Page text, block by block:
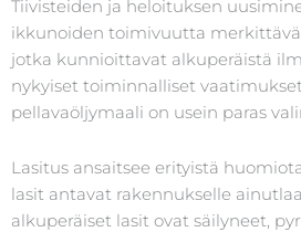
Tiivisteiden ja heloituksen
ikkunoiden toimivuutta
jotka kunnioittavat alkuperäistä
nykyiset toiminnalliset
pellavaöljymaali on usein paras
Lasitus ansaitsee erityistä
lasit antavat rakennukselle
alkuperäiset lasit ovat säilyneet,